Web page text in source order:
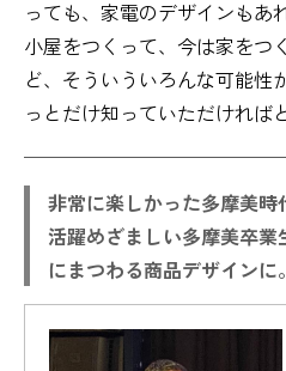
っても、家電のデザインもあ
小屋をつくって、今は家をつ
ど、そういういろんな可能性
っとだけ知っていただければ
非常に楽しかった多摩美時
活躍めざましい多摩美卒
にまつわる商品デザインに。